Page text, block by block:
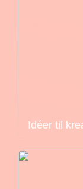
Idéer til